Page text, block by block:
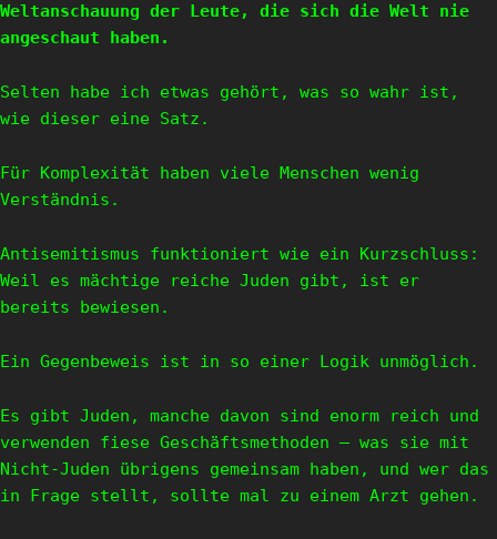
Weltanschauung der Leute, die sich die Welt nie
angeschaut haben.
Selten habe ich etwas gehört, was so wahr ist,
wie dieser eine Satz.
Für Komplexität haben viele Menschen wenig
Verständnis.
Antisemitismus funktioniert wie ein Kurzschluss:
Weil es mächtige reiche Juden gibt, ist er
bereits bewiesen.
Ein Gegenbeweis ist in so einer Logik unmöglich.
Es gibt Juden, manche davon sind enorm reich und
verwenden fiese Geschäftsmethoden – was sie mit
Nicht-Juden übrigens gemeinsam haben, und wer das
in Frage stellt, sollte mal zu einem Arzt gehen.